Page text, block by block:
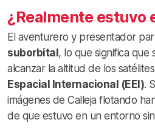
¿Realmente estuvo
El aventurero y presentador
suborbital, lo que significa que
alcanzar la altitud de los
Espacial Internacional (EEI).
imágenes de Calleja flotando
de que estuvo en un entorno